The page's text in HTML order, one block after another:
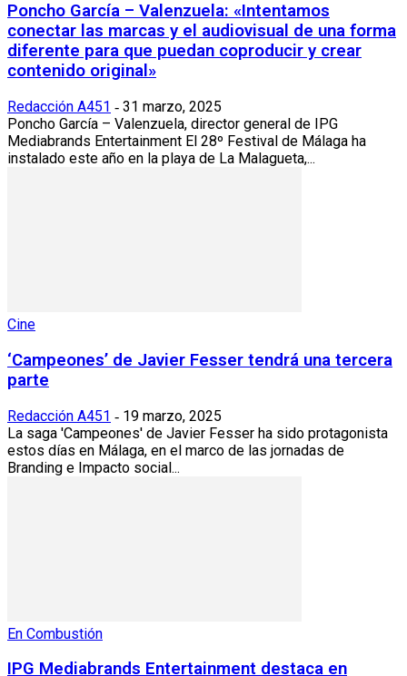
Poncho García – Valenzuela: «Intentamos
conectar las marcas y el audiovisual de una forma
diferente para que puedan coproducir y crear
contenido original»
Redacción A451 - 31 marzo, 2025
Poncho García – Valenzuela, director general de IPG
Mediabrands Entertainment El 28º Festival de Málaga ha
instalado este año en la playa de La Malagueta,...
Cine
‘Campeones’ de Javier Fesser tendrá una tercera
parte
Redacción A451 - 19 marzo, 2025
La saga 'Campeones' de Javier Fesser ha sido protagonista
estos días en Málaga, en el marco de las jornadas de
Branding e Impacto social...
En Combustión
IPG Mediabrands Entertainment destaca en